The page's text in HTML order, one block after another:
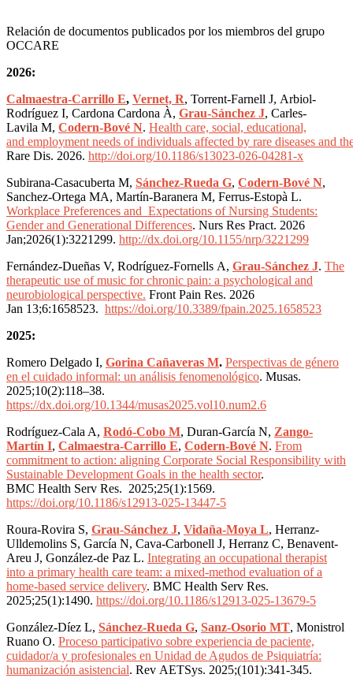
Relación de documentos publicados por los miembros del grupo
OCCARE
2026:
Calmaestra-Carrillo E, Vernet, R, Torrent-Farnell J, Arbiol-
Rodríguez I, Cardona Cardona À, Grau-Sánchez J, Carles-
Lavila M, Codern-Bové N. Health care, social, educational,
and employment needs of individuals affected by rare diseases and
Rare Dis. 2026. http://doi.org/10.1186/s13023-026-04281-x
Subirana-Casacuberta M, Sánchez-Rueda G, Codern-Bové N,
Sanchez-Ortega MA, Martín-Baranera M, Ferrus-Estopà L.
Workplace Preferences and Expectations of Nursing Students:
Gender and Generational Differences. Nurs Res Pract. 2026
Jan;2026(1):3221299. http://dx.doi.org/10.1155/nrp/3221299
Fernández-Dueñas V, Rodríguez-Fornells A, Grau-Sánchez J. The
therapeutic use of music for chronic pain: a psychological and
neurobiological perspective. Front Pain Res. 2026
Jan 13;6:1658523. https://doi.org/10.3389/fpain.2025.1658523
2025:
Romero Delgado I, Gorina Cañaveras M. Perspectivas de género
en el cuidado informal: un análisis fenomenológico. Musas.
2025;10(2):118–38.
https://dx.doi.org/10.1344/musas2025.vol10.num2.6
Rodríguez-Cala A, Rodó-Cobo M, Duran-García N, Zango-
Martín I, Calmaestra-Carrillo E, Codern-Bové N. From
commitment to action: aligning Corporate Social Responsibility with
Sustainable Development Goals in the health sector.
BMC Health Serv Res. 2025;25(1):1569.
https://doi.org/10.1186/s12913-025-13447-5
Roura-Rovira S, Grau-Sánchez J, Vidaña-Moya L, Herranz-
Ulldemolins S, García N, Cava-Carbonell J, Herranz C, Benavent-
Areu J, González-de Paz L. Integrating an occupational therapist
into a primary health care team: a mixed-method evaluation of a
home-based service delivery. BMC Health Serv Res.
2025;25(1):1490. https://doi.org/10.1186/s12913-025-13679-5
González-Díez L, Sánchez-Rueda G, Sanz-Osorio MT, Monistrol
Ruano O. Proceso participativo sobre experiencia de paciente,
cuidador/a y profesionales en Unidad de Agudos de Psiquiatría:
humanización asistencial. Rev AETSys. 2025;(101):341-345.